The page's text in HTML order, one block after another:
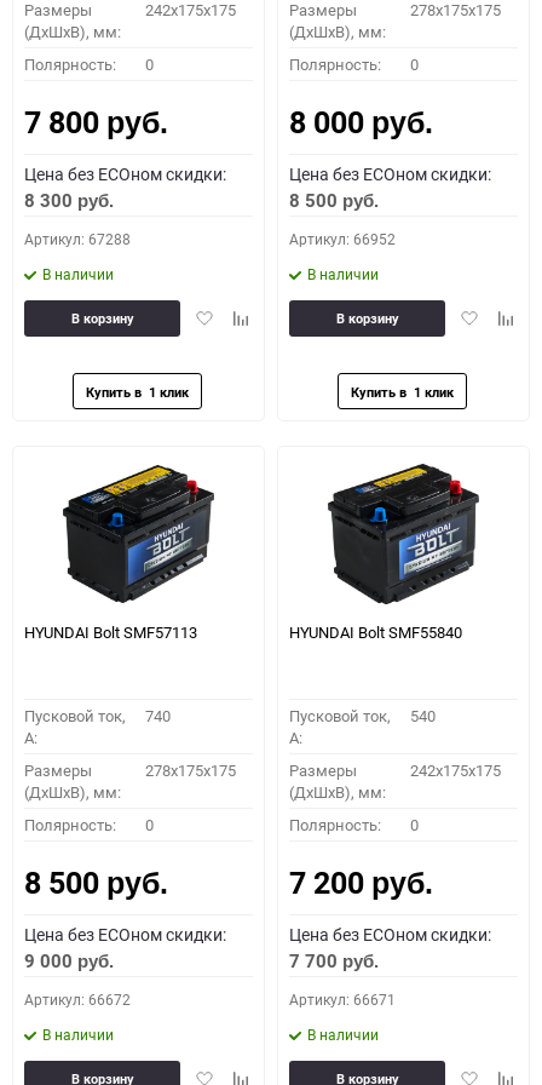
Размеры
(ДхШхВ), мм:
242x175x175
Полярность: 0
7 800 руб.
Цена без ECOном скидки:
8 300 руб.
Артикул: 67288
В наличии
ДобавитьДобавить
В корзину
Размеры
(ДхШхВ), мм:
278x175x175
Полярность: 0
8 000 руб.
Цена без ECOном скидки:
8 500 руб.
Артикул: 66952
В наличии
Добавить
В корзину
HYUNDAI Bolt SMF57113
Пусковой ток,
A:
740
Размеры
(ДхШхВ), мм:
278x175x175
Полярность: 0
8 500 руб.
Цена без ECOном скидки:
9 000 руб.
Артикул: 66672
В наличии
ДобавитьДобавить
В корзину
HYUNDAI Bolt SMF55840
Пусковой ток,
A:
540
Размеры
(ДхШхВ), мм:
242x175x175
Полярность: 0
7 200 руб.
Цена без ECOном скидки:
7 700 руб.
Артикул: 66671
В наличии
Добавить
В корзину